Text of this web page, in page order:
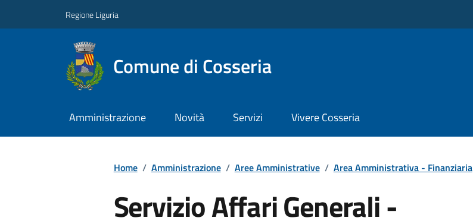
Regione Liguria
Comune di Cosseria
Amministrazione Novità Servizi Vivere Cosseria
Home / Amministrazione / Aree Amministrative / Area Amministrativa - Finanziaria
Servizio Affari Generali -